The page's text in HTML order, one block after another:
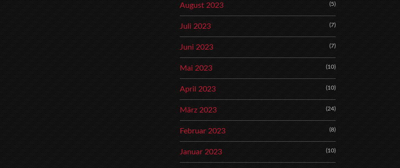
August 2023 (5)
Juli 2023 (7)
Juni 2023 (7)
Mai 2023 (10)
April 2023 (10)
März 2023 (24)
Februar 2023 (8)
Januar 2023 (10)